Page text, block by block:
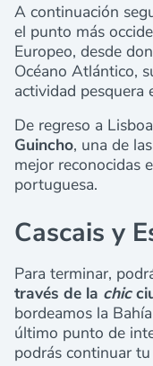
A continuación
el punto más
Europeo, desde
Océano Atlántico,
actividad pesquera
De regreso a
Guincho, una de
mejor reconocidas
portuguesa.
Cascais y
Para terminar,
través de la chic
bordeamos la
último punto de
podrás continuar